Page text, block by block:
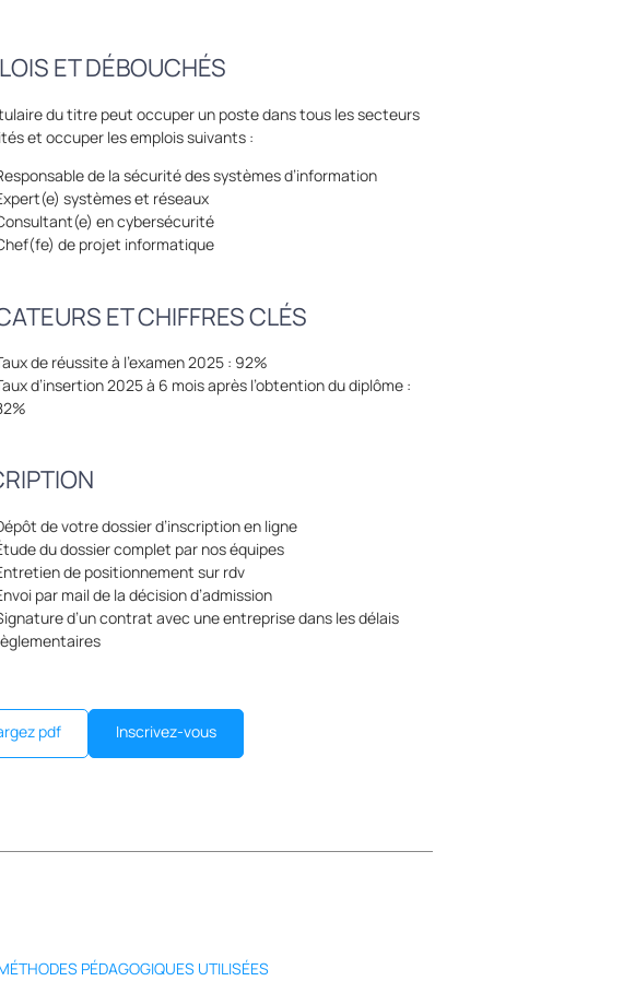
ET DÉBOUCHÉS
du titre peut occuper un poste dans tous les secteurs
et occuper les emplois suivants :
de la sécurité des systèmes d’information
systèmes et réseaux
en cybersécurité
de projet informatique
ET CHIFFRES CLÉS
de réussite à l’examen 2025 : 92%
d’insertion 2025 à 6 mois après l’obtention du diplôme :
de votre dossier d’inscription en ligne
du dossier complet par nos équipes
de positionnement sur rdv
par mail de la décision d’admission
d’un contrat avec une entreprise dans les délais
pdf Inscrivez-vous
PÉDAGOGIQUES UTILISÉES